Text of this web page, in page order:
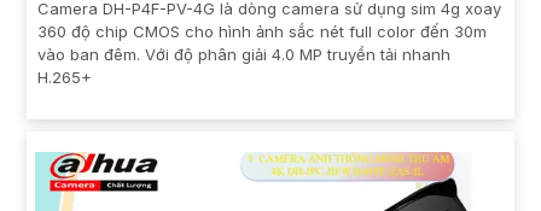
Camera DH-P4F-PV-4G là dòng camera sử dụng sim 4g xoay
360 độ chip CMOS cho hình ảnh sắc nét full color đến 30m
vào ban đêm. Với độ phân giải 4.0 MP truyền tải nhanh
H.265+